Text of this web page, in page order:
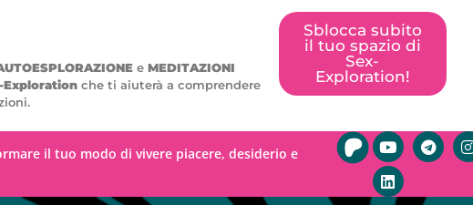
e MEDITAZIONI
Explorationche ti aiuterà a comprendere
Sblocca subito
il tuo spazio di
Sex-
Exploration!
il tuo modo di vivere piacere, desiderio e